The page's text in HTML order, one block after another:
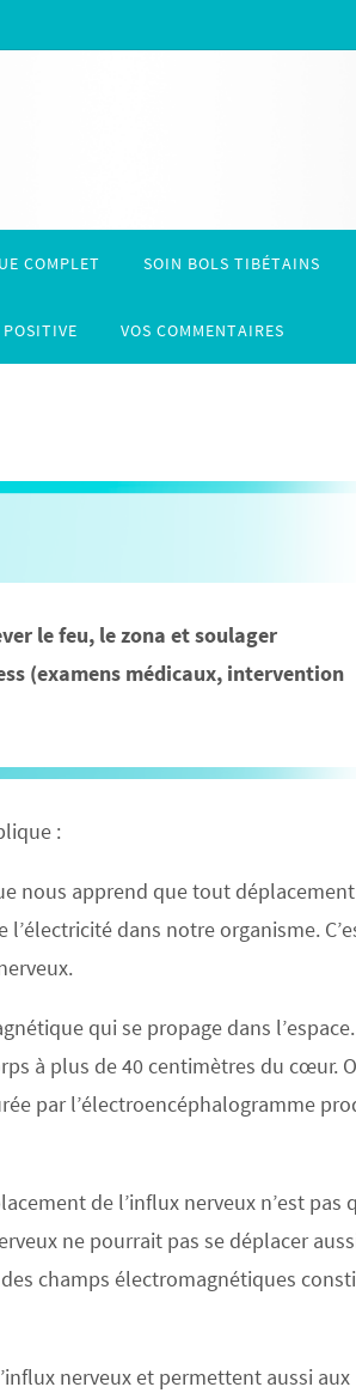
COMPLET SOIN BOLS TIBÉTAINS
VOS COMMENTAIRES
le feu, le zona et soulager
(examens médicaux, intervention
:
nous apprend que tout déplacement
l’électricité dans notre organisme.
qui se propage dans l’espace.
à plus de 40 centimètres du cœur.
par l’électroencéphalogramme
de l’influx nerveux n’est pas
ne pourrait pas se déplacer
champs électromagnétiques
nerveux et permettent aussi aux